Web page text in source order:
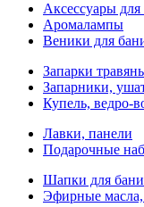
Аксессуары для
Аромалампы
Веники для
Запарки
Запарники,
Купель, ведро-
Лавки, панели
Подарочные
Шапки для бани
Эфирные